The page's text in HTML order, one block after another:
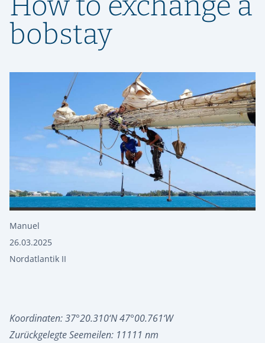
bobstay
Manuel
26.03.2025
Nordatlantik II
Koordinaten: 37°20.310‘N 47°00.761‘W
Zurückgelegte Seemeilen: 11111 nm